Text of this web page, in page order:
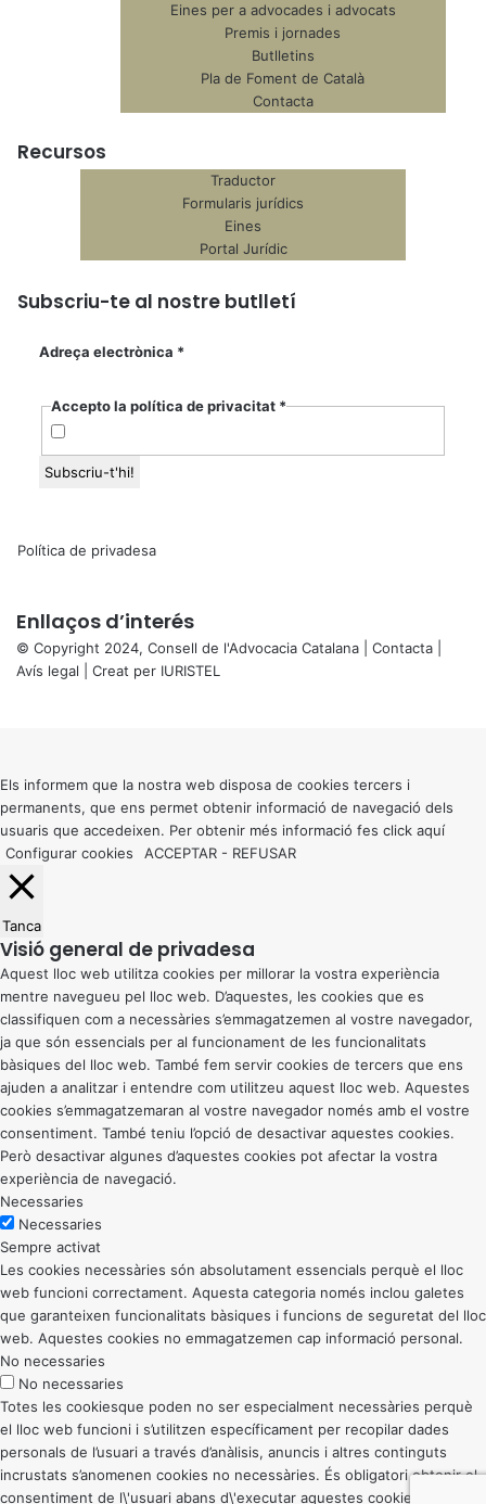
Eines per a advocades i advocats
Premis i jornades
Butlletins
Pla de Foment de Català
Contacta
Recursos
Traductor
Formularis jurídics
Eines
Portal Jurídic
Subscriu-te al nostre butlletí
Adreça electrònica *
Accepto la política de privacitat *
Política de privadesa
Enllaços d’interés
© Copyright 2024, Consell de l'Advocacia Catalana | Contacta
Avís legal | Creat per IURISTEL
button
Els informem que la nostra web disposa de cookies tercers i
permanents, que ens permet obtenir informació de navegació dels
usuaris que accedeixen. Per obtenir més informació fes click aquí
Configurar cookies
ACCEPTAR - REFUSAR
Tanca
Visió general de privadesa
Aquest lloc web utilitza cookies per millorar la vostra experiència
mentre navegueu pel lloc web. D’aquestes, les cookies que es
classifiquen com a necessàries s’emmagatzemen al vostre navegador,
ja que són essencials per al funcionament de les funcionalitats
bàsiques del lloc web. També fem servir cookies de tercers que ens
ajuden a analitzar i entendre com utilitzeu aquest lloc web. Aquestes
cookies s’emmagatzemaran al vostre navegador només amb el vostre
consentiment. També teniu l’opció de desactivar aquestes cookies.
Però desactivar algunes d’aquestes cookies pot afectar la vostra
experiència de navegació.
Necessaries
Necessaries
Sempre activat
Les cookies necessàries són absolutament essencials perquè el lloc
web funcioni correctament. Aquesta categoria només inclou galetes
que garanteixen funcionalitats bàsiques i funcions de seguretat del lloc
web. Aquestes cookies no emmagatzemen cap informació personal.
No necessaries
No necessaries
Totes les cookiesque poden no ser especialment necessàries perquè
el lloc web funcioni i s’utilitzen específicament per recopilar dades
personals de l’usuari a través d’anàlisis, anuncis i altres continguts
incrustats s’anomenen cookies no necessàries. És obligatori obtenir el
consentiment de l\'usuari abans d\'executar aquestes cookies al vostre